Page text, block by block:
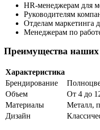
HR-менеджерам для
Руководителям
Отделам маркетинга
Менеджерам по
Преимущества
Характеристика
Брендирование
Объем
От 4 до
Материалы
Металл,
Дизайн